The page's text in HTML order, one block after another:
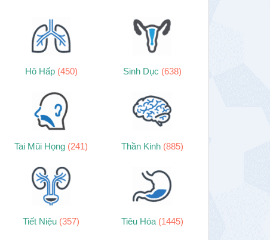
Hô Hấp (450) Sinh Dục (638)
Tai Mũi Họng (241) Thần Kinh (885)
Tiết Niệu (357) Tiêu Hóa (1445)